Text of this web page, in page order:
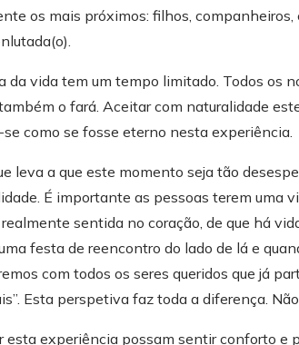
os mais próximos: filhos,
da vida tem um tempo limitado. Todos os
o fará. Aceitar com naturalidade
como se fosse eterno nesta experiência.
leva a que este momento seja tão
É importante as pessoas terem uma
sentida no coração, de que há
festa de reencontro do lado de lá e
com todos os seres queridos que já
Esta perspetiva faz toda a diferença.
esta experiência possam sentir conforto e
intensivas várias, em 2014 inicio a
Évora e em 2020 para Lisboa. Em 2020,
2022 crio a presente página para chegar a
sejam de ajuda na recuperação do Seu